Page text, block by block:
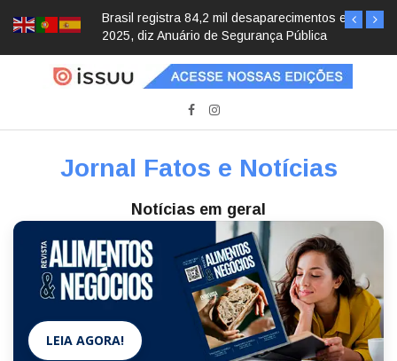
Brasil registra 84,2 mil desaparecimentos em
2025, diz Anuário de Segurança Pública
Jornal Fatos e Notícias
Notícias em geral
LEIA AGORA!